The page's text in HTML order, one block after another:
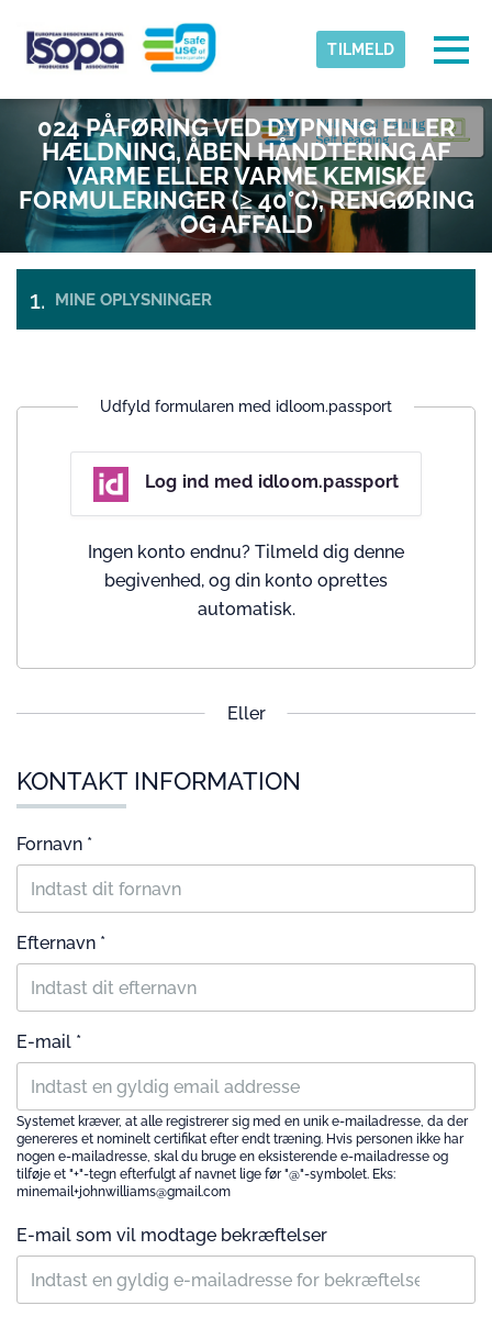
TILMELD
ISOPA-AISBL
024 PÅFØRING VED DYPNING ELLER
HÆLDNING, ÅBEN HÅNDTERING AF
VARME ELLER VARME KEMISKE
FORMULERINGER (≥ 40°C), RENGØRING
OG AFFALD
MINE OPLYSNINGER
Udfyld formularen med idloom.passport
Log ind med idloom.passport
Ingen konto endnu? Tilmeld dig denne
begivenhed, og din konto oprettes
automatisk.
Eller
KONTAKT INFORMATION
Fornavn *
Efternavn *
E-mail *
Systemet kræver, at alle registrerer sig med en unik e-mailadresse, da der
genereres et nominelt certifikat efter endt træning. Hvis personen ikke har
nogen e-mailadresse, skal du bruge en eksisterende e-mailadresse og
tilføje et "+"-tegn efterfulgt af navnet lige før "@"-symbolet. Eks:
minemail+johnwilliams@gmail.com
E-mail som vil modtage bekræftelser
Registreret tidszone
OKAY